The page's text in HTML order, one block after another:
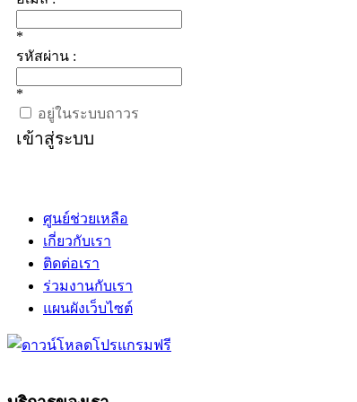
*
รหัสผ่าน :
*
อยู่ในระบบถาวร
เข้าสู่ระบบ
ศูนย์ช่วยเหลือ
เกี่ยวกับเรา
ติดต่อเรา
ร่วมงานกับเรา
แผนผังเว็บไซต์